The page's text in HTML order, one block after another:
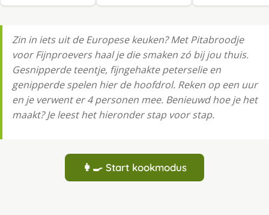
Zin in iets uit de Europese keuken? Met Pitabroodje
voor Fijnproevers haal je die smaken zó bij jou thuis.
Gesnipperde teentje, fijngehakte peterselie en
genipperde spelen hier de hoofdrol. Reken op een uur
en je verwent er 4 personen mee. Benieuwd hoe je het
maakt? Je leest het hieronder stap voor stap.
👩‍🍳 Start kookmodus